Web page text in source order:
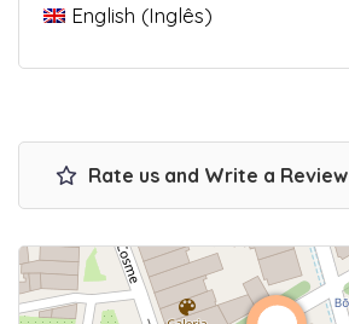
English (Inglês)
Rate us and Write a Review